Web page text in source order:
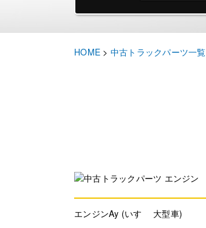
HOME > 中古トラックパーツ一覧
エンジンAy (いすゞ 大型車)